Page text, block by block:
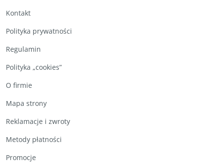
Kontakt
Polityka prywatności
Regulamin
Polityka „cookies”
O firmie
Mapa strony
Reklamacje i zwroty
Metody płatności
Promocje